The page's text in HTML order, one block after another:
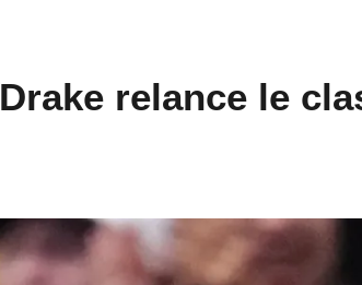
Drake relance le